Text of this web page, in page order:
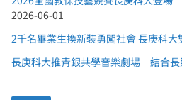
2026-06-01
2千名畢業生換新裝勇闖社會 長庚科大
長庚科大推青銀共學音樂劇場 結合長